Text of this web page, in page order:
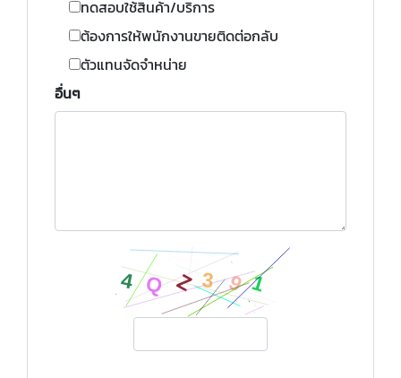
ทดสอบใช้สินค้า/บริการ
ต้องการให้พนักงานขายติดต่อกลับ
ตัวแทนจัดจำหน่าย
อื่นๆ